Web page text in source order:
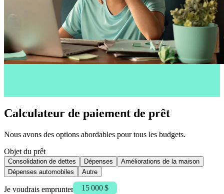
Calculateur de paiement de prêt
Nous avons des options abordables pour tous les budgets.
Objet du prêt
Consolidation de dettes Dépenses
Améliorations de la maison
Dépenses automobiles
Autre
Je voudrais emprunter 15 000 $